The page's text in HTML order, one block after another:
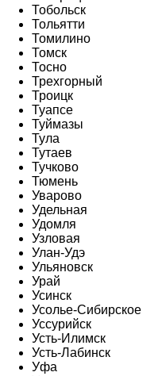
Тобольск
Тольятти
Томилино
Томск
Тосно
Трехгорный
Троицк
Туапсе
Туймазы
Тула
Тутаев
Тучково
Тюмень
Уварово
Удельная
Удомля
Узловая
Улан-Удэ
Ульяновск
Урай
Усинск
Усолье-Сибирское
Уссурийск
Усть-Илимск
Усть-Лабинск
Уфа